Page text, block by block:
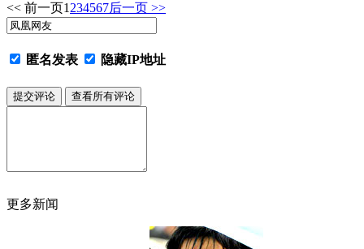
<< 前一页1 234567后一页 >>
匿名发表 隐藏IP地址
更多新闻